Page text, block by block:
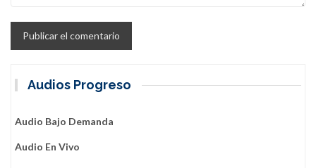
Audios Progreso
Audio Bajo Demanda
Audio En Vivo